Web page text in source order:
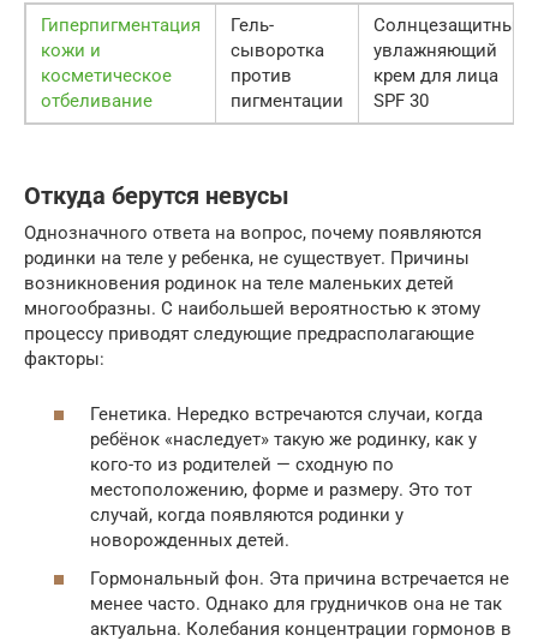
Гиперпигментация
кожи и
косметическое
отбеливание
Гель-
сыворотка
против
пигментации
Солнцезащитный
увлажняющий
крем для лица
SPF 30
Откуда берутся невусы
Однозначного ответа на вопрос, почему появляются
родинки на теле у ребенка, не существует. Причины
возникновения родинок на теле маленьких детей
многообразны. С наибольшей вероятностью к этому
процессу приводят следующие предрасполагающие
факторы:
Генетика. Нередко встречаются случаи, когда
ребёнок «наследует» такую же родинку, как у
кого-то из родителей — сходную по
местоположению, форме и размеру. Это тот
случай, когда появляются родинки у
новорожденных детей.
Гормональный фон. Эта причина встречается не
менее часто. Однако для грудничков она не так
актуальна. Колебания концентрации гормонов в